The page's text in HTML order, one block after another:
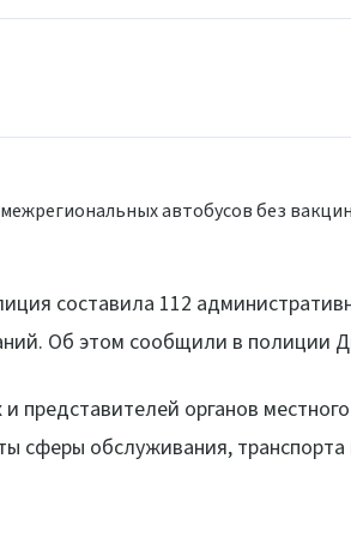
составила 112
Об этом сообщили в полиции
представителей органов
сферы обслуживания,